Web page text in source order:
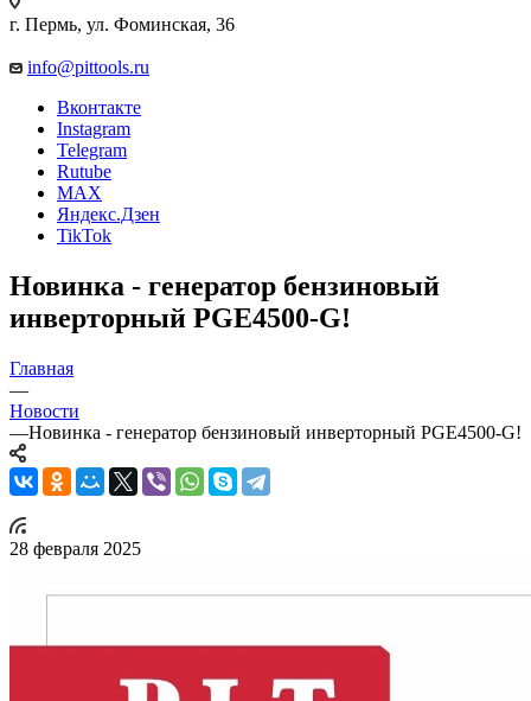
г. Пермь, ул. Фоминская, 36
info@pittools.ru
Вконтакте
Instagram
Telegram
Rutube
MAX
Яндекс.Дзен
TikTok
Новинка - генератор бензиновый
инверторный PGE4500-G!
Главная
—
Новости
—Новинка - генератор бензиновый инверторный PGE4500-G!
28 февраля 2025